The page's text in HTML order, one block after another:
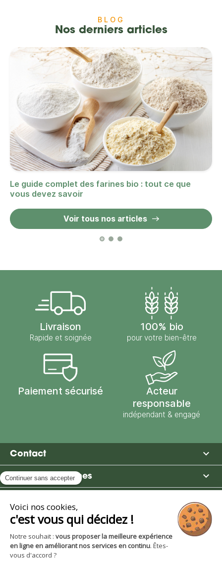
BLOG
Nos derniers articles
Le guide complet des farines bio : tout ce que
vous devez savoir
Voir tous nos articles
Livraison
Rapide et soignée
100% bio
pour votre bien-être
Paiement sécurisé
Acteur
responsable
indépendant & engagé
Contact 
Moulin des Moines 
Avantages et services 